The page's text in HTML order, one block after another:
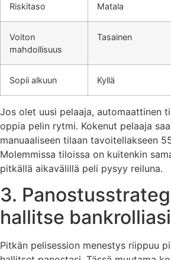
Riskitaso Matala
Voiton
mahdollisuus
Tasainen
Sopii alkuun Kyllä
Jos olet uusi pelaaja, automaattinen
oppia pelin rytmi. Kokenut pelaaja
manuaaliseen tilaan tavoitellakseen
Molemmissa tiloissa on kuitenkin
pitkällä aikavälillä peli pysyy reiluna.
3.
hallitse bankrolliasi
Pitkän pelisession menestys riippuu